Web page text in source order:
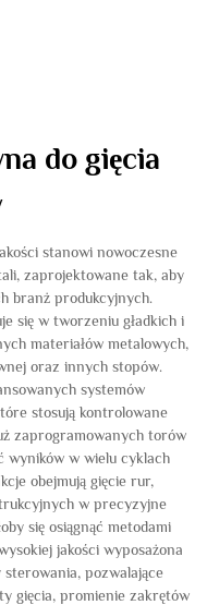
do gięcia
stanowi nowoczesne
zaprojektowane tak, aby
branż produkcyjnych.
się w tworzeniu gładkich i
materiałów metalowych,
oraz innych stopów.
systemów
stosują kontrolowane
zaprogramowanych torów
wyników w wielu cyklach
obejmują gięcie rur,
w precyzyjne
się osiągnąć metodami
jakości wyposażona
pozwalające
gięcia, promienie zakrętów